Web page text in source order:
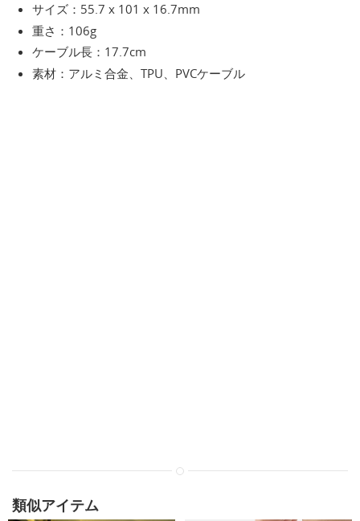
サイズ：55.7 x 101 x 16.7mm
重さ：106g
ケーブル長：17.7cm
素材：アルミ合金、TPU、PVCケーブル
類似アイテム